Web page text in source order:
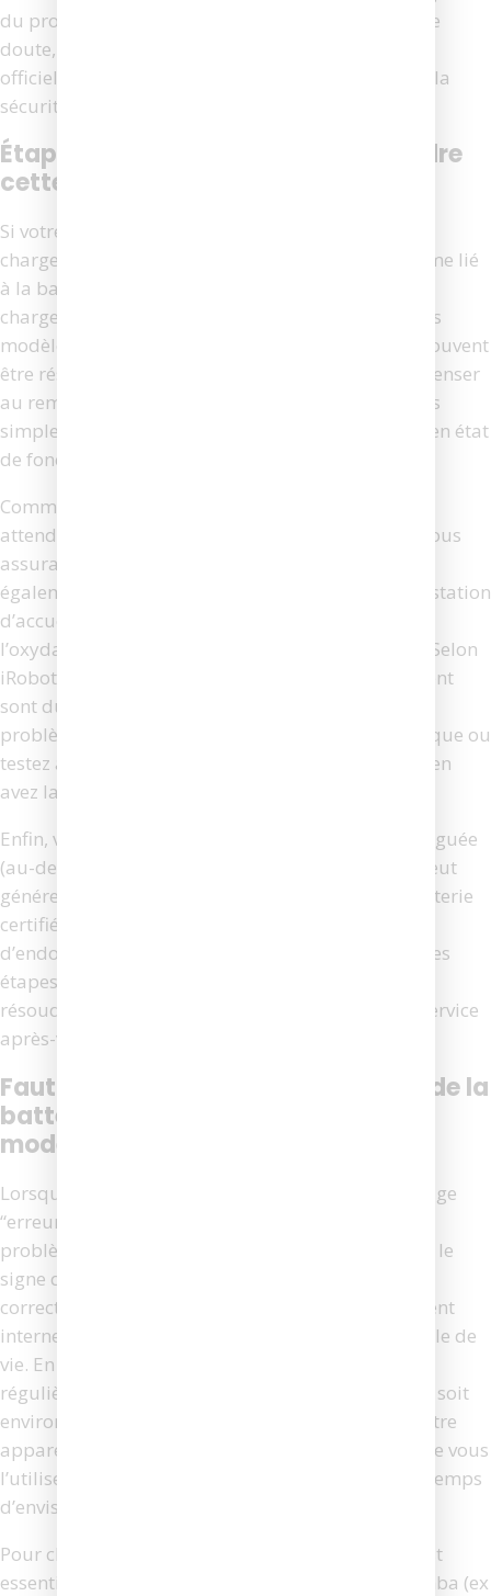
du problème sans démontage complexe. En cas de
doute, privilégiez toujours les pièces détachées
officielles iRobot pour garantir la compatibilité et la
sécurité de votre appareil.
Étapes simples à suivre pour résoudre
cette panne chez soi
Si votre aspirateur Roomba affiche une “erreur de
chargement 3”, il s’agit généralement d’un problème lié
à la batterie ou à la connexion avec la base de
chargement. Cette panne est fréquente sur certains
modèles comme le Roomba i7 ou le 960, et peut souvent
être résolue sans assistance technique. Avant de penser
au remplacement de pièces, quelques vérifications
simples peuvent suffire à remettre votre appareil en état
de fonctionnement.
Commencez par retirer la batterie de l’appareil,
attendez quelques minutes, puis réinsérez-la en vous
assurant qu’elle est bien enclenchée. Nettoyez
également les bornes de contact sur le robot et la station
d’accueil à l’aide d’un chiffon sec – la poussière ou
l’oxydation peut empêcher une bonne connexion. Selon
iRobot, plus de 70 % des cas d’erreur de chargement
sont dus à des contacts sales ou mal alignés. Si le
problème persiste, essayez une autre prise électrique ou
testez avec une autre base de chargement si vous en
avez la possibilité.
Enfin, vérifiez l’état de la batterie : une batterie fatiguée
(au-delà de 18 à 24 mois d’utilisation régulière) peut
générer cette alerte. Le remplacement par une batterie
certifiée iRobot est recommandé pour éviter
d’endommager d’autres composants. En suivant ces
étapes simples, vous maximisez vos chances de
résoudre rapidement l’erreur sans recourir à un service
après-vente.
Faut-il envisager le remplacement de la
batterie et comment choisir le bon
modèle
Lorsque votre aspirateur Roomba affiche le message
“erreur de chargement 3”, cela peut indiquer un
problème lié à la batterie. Cette erreur est souvent le
signe que la batterie ne parvient plus à se charger
correctement, soit en raison d’un dysfonctionnement
interne, soit parce qu’elle a atteint la fin de son cycle de
vie. En moyenne, une batterie lithium-ion utilisée
régulièrement a une durée de vie de 18 à 24 mois, soit
environ 300 à 400 cycles de charge complets. Si votre
appareil présente fréquemment cette erreur et que vous
l’utilisez depuis plus de deux ans, il est peut-être temps
d’envisager un remplacement de la batterie.
Pour choisir une batterie compatible et fiable, il est
essentiel de vérifier le modèle exact de votre Roomba (ex